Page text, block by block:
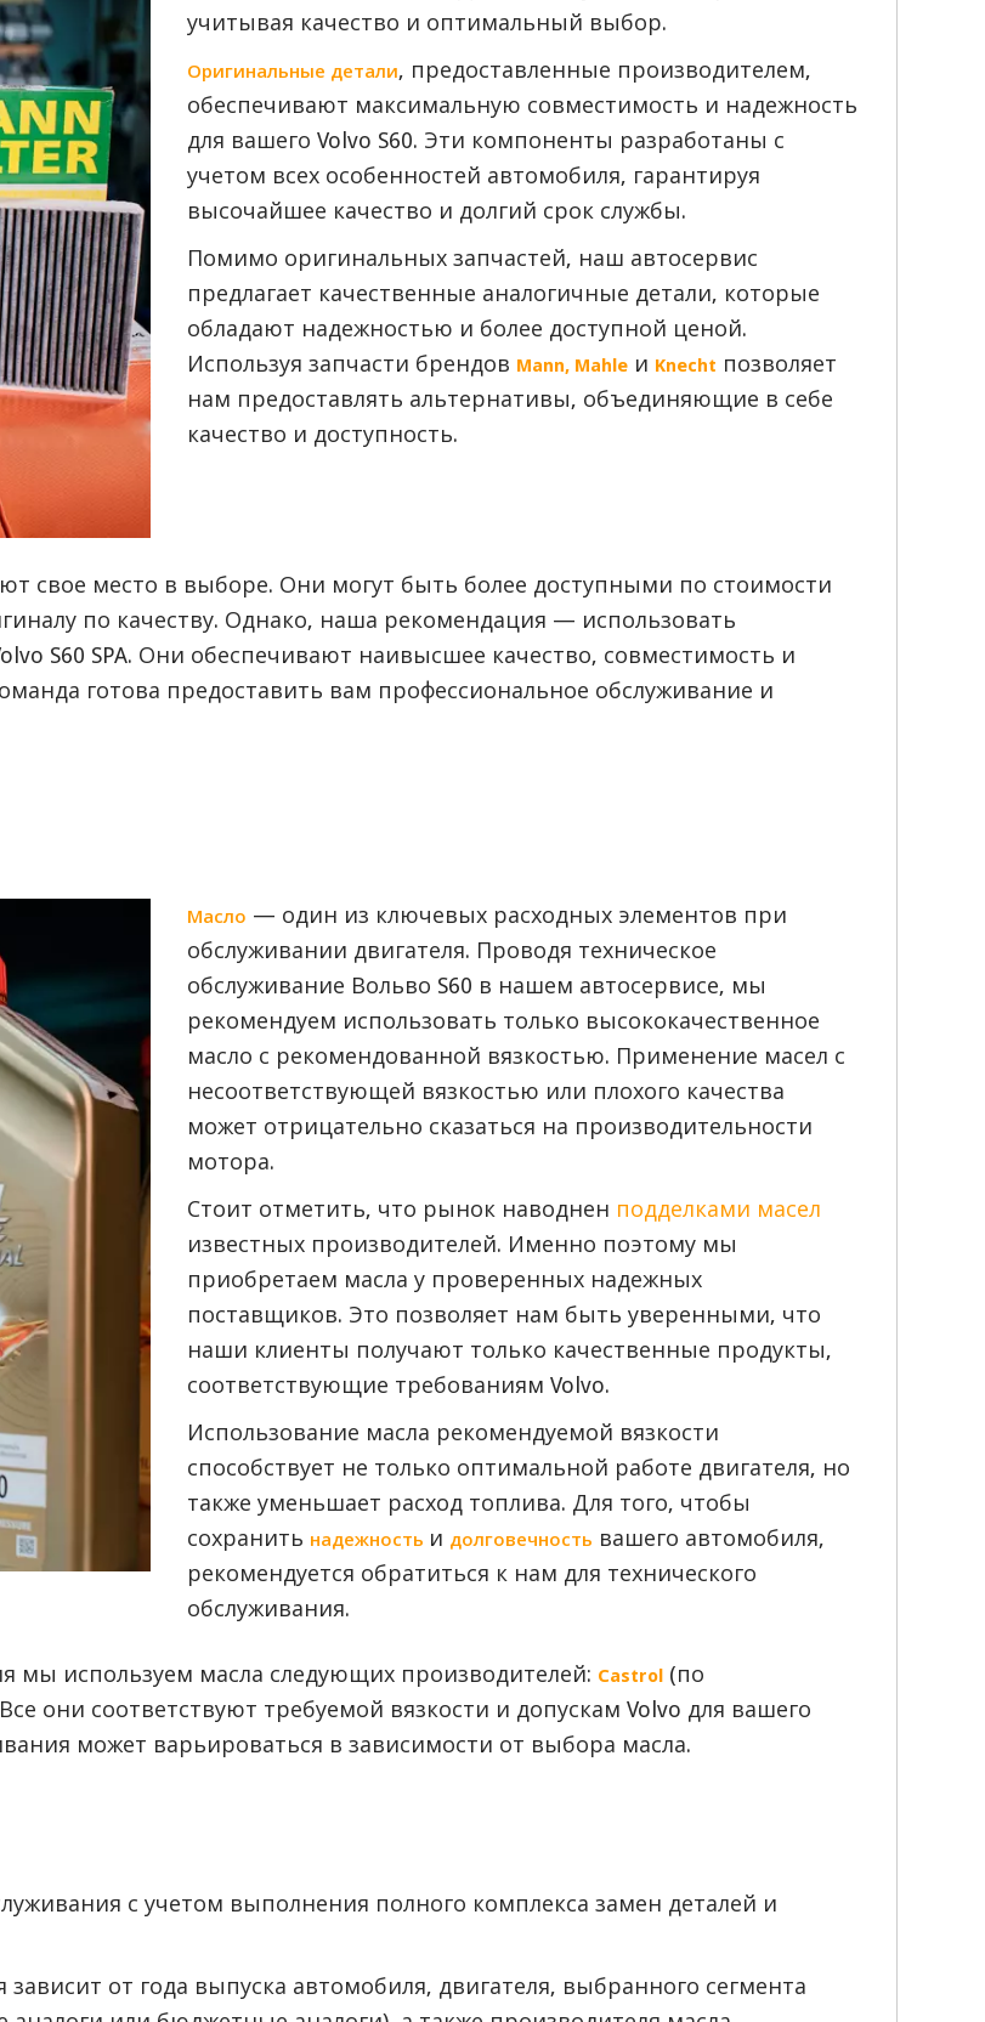
учитывая качество и оптимальный выбор.
Оригинальные детали, предоставленные производителем,
обеспечивают максимальную совместимость и надежность
для вашего Volvo S60. Эти компоненты разработаны с
учетом всех особенностей автомобиля, гарантируя
высочайшее качество и долгий срок службы.
Помимо оригинальных запчастей, наш автосервис
предлагает качественные аналогичные детали, которые
обладают надежностью и более доступной ценой.
Используя запчасти брендов Mann, Mahle и Knecht позволяет
нам предоставлять альтернативы, объединяющие в себе
качество и доступность.
свое место в выборе. Они могут быть более доступными по стоимости
по качеству. Однако, наша рекомендация — использовать
S60 SPA. Они обеспечивают наивысшее качество, совместимость и
готова предоставить вам профессиональное обслуживание и
Масло — один из ключевых расходных элементов при
обслуживании двигателя. Проводя техническое
обслуживание Вольво S60 в нашем автосервисе, мы
рекомендуем использовать только высококачественное
масло с рекомендованной вязкостью. Применение масел с
несоответствующей вязкостью или плохого качества
может отрицательно сказаться на производительности
мотора.
Стоит отметить, что рынок наводнен подделками масел
известных производителей. Именно поэтому мы
приобретаем масла у проверенных надежных
поставщиков. Это позволяет нам быть уверенными, что
наши клиенты получают только качественные продукты,
соответствующие требованиям Volvo.
Использование масла рекомендуемой вязкости
способствует не только оптимальной работе двигателя, но
также уменьшает расход топлива. Для того, чтобы
сохранить надежность и долговечность вашего автомобиля,
рекомендуется обратиться к нам для технического
обслуживания.
мы используем масла следующих производителей: Castrol (по
они соответствуют требуемой вязкости и допускам Volvo для вашего
может варьироваться в зависимости от выбора масла.
с учетом выполнения полного комплекса замен деталей и
зависит от года выпуска автомобиля, двигателя, выбранного сегмента